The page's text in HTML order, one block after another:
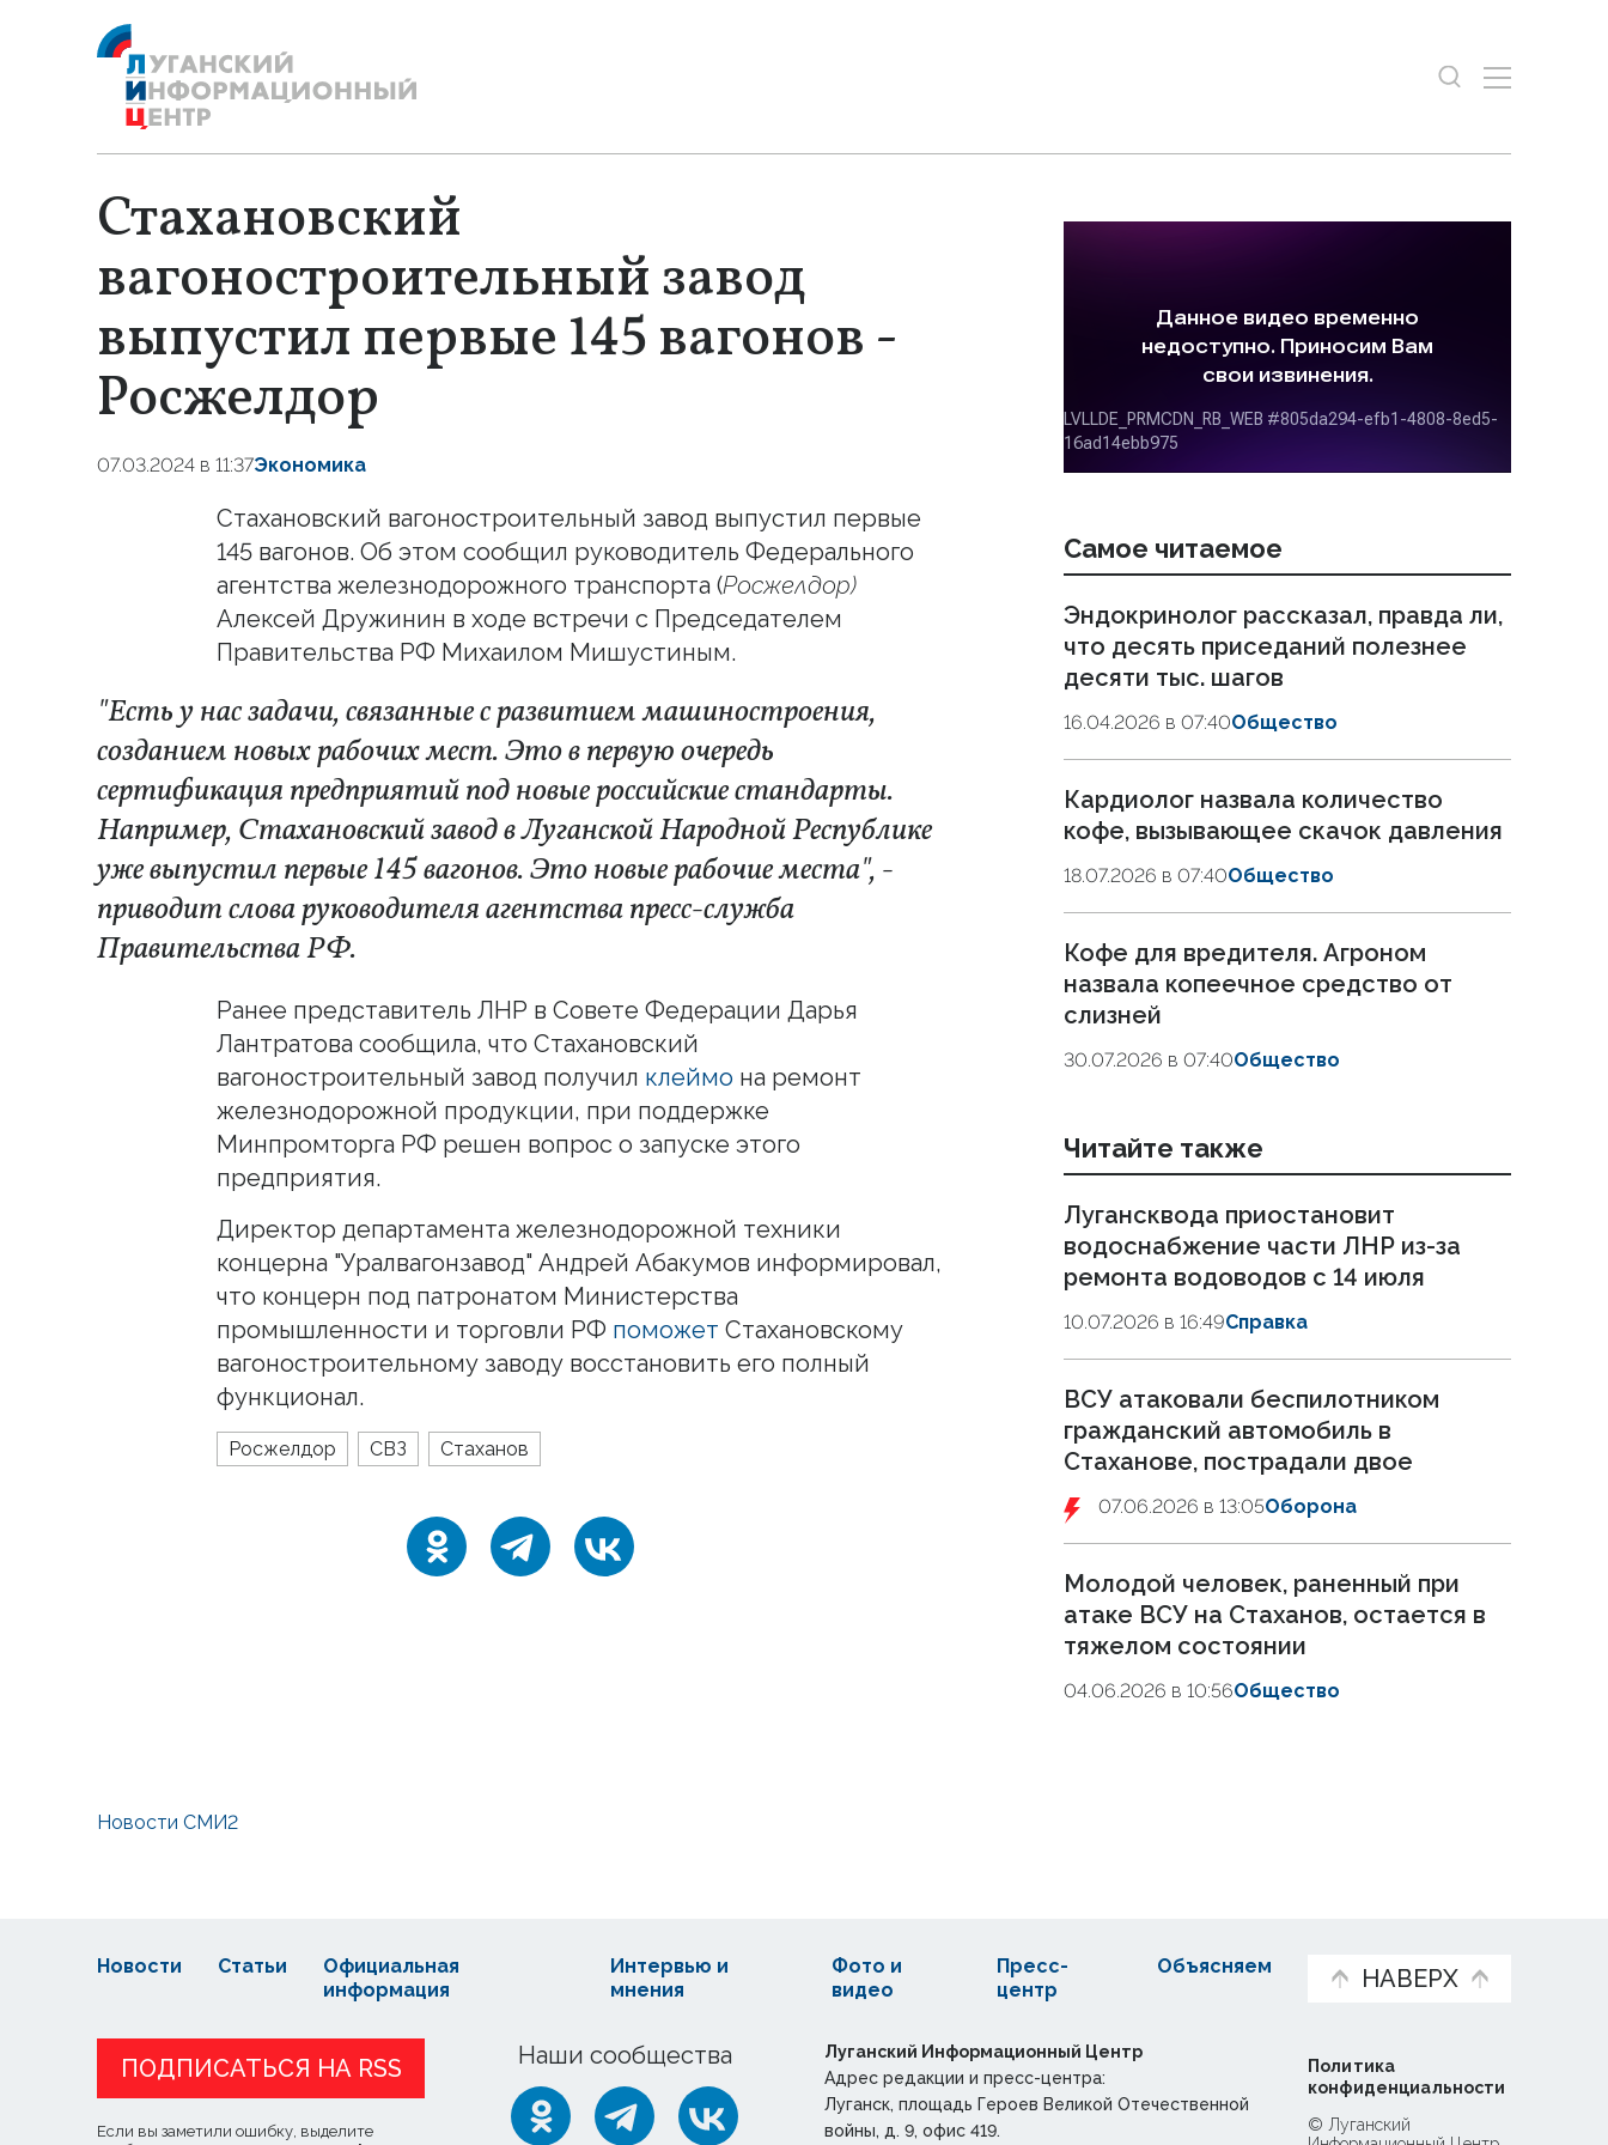
Стахановский
вагоностроительный завод
выпустил первые 145 вагонов -
Росжелдор
07.03.2024 в 11:37Экономика
Стахановский вагоностроительный завод выпустил первые
145 вагонов. Об этом сообщил руководитель Федерального
агентства железнодорожного транспорта (Росжелдор)
Алексей Дружинин в ходе встречи с Председателем
Правительства РФ Михаилом Мишустиным.
"Есть у нас задачи, связанные с развитием машиностроения,
созданием новых рабочих мест. Это в первую очередь
сертификация предприятий под новые российские стандарты.
Например, Стахановский завод в Луганской Народной Республике
уже выпустил первые 145 вагонов. Это новые рабочие места", -
приводит слова руководителя агентства пресс-служба
Правительства РФ.
Ранее представитель ЛНР в Совете Федерации Дарья
Лантратова сообщила, что Стахановский
вагоностроительный завод получил клеймо на ремонт
железнодорожной продукции, при поддержке
Минпромторга РФ решен вопрос о запуске этого
предприятия.
Директор департамента железнодорожной техники
концерна "Уралвагонзавод" Андрей Абакумов информировал,
что концерн под патронатом Министерства
промышленности и торговли РФ поможет Стахановскому
вагоностроительному заводу восстановить его полный
функционал.
Росжелдор СВЗ Стаханов
Самое читаемое
Эндокринолог рассказал, правда ли,
что десять приседаний полезнее
десяти тыс. шагов
16.04.2026 в 07:40Общество
Кардиолог назвала количество
кофе, вызывающее скачок давления
18.07.2026 в 07:40Общество
Кофе для вредителя. Агроном
назвала копеечное средство от
слизней
30.07.2026 в 07:40Общество
Читайте также
Лугансквода приостановит
водоснабжение части ЛНР из-за
ремонта водоводов с 14 июля
10.07.2026 в 16:49Справка
ВСУ атаковали беспилотником
гражданский автомобиль в
Стаханове, пострадали двое
07.06.2026 в 13:05Оборона
Молодой человек, раненный при
атаке ВСУ на Стаханов, остается в
тяжелом состоянии
04.06.2026 в 10:56Общество
Новости СМИ2
НАВЕРХ
Наши сообщества
ПОДПИСАТЬСЯ НА RSS
Если вы заметили ошибку, выделите
Новости Статьи
Официальная
информация
Интервью и
мнения
Фото и
видео
Пресс-
центр
Объясняем
Политика
конфиденциальности
Луганский Информационный Центр
Адрес редакции и пресс-центра:
Луганск, площадь Героев Великой Отечественной
войны, д. 9, офис 419.
© Луганский